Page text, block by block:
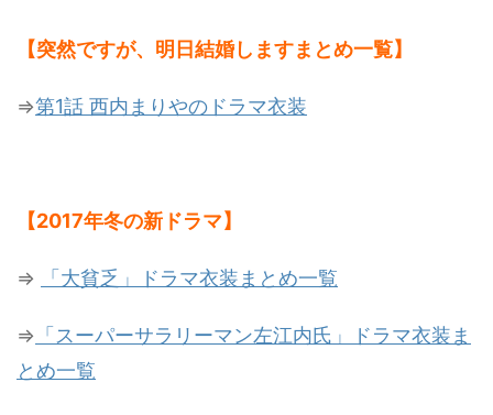
【突然ですが、明日結婚しますまとめ一覧】
⇒第1話 西内まりやのドラマ衣装
【2017年冬の新ドラマ】
⇒ 「大貧乏」ドラマ衣装まとめ一覧
⇒ 「スーパーサラリーマン左江内氏」ドラマ衣装ま
とめ一覧